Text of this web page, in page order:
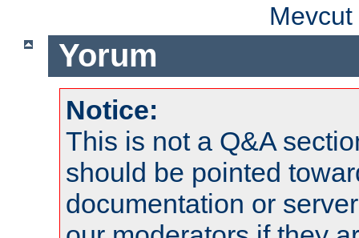
Yorum
Notice:
This is not a Q&A
should be pointed
documentation or